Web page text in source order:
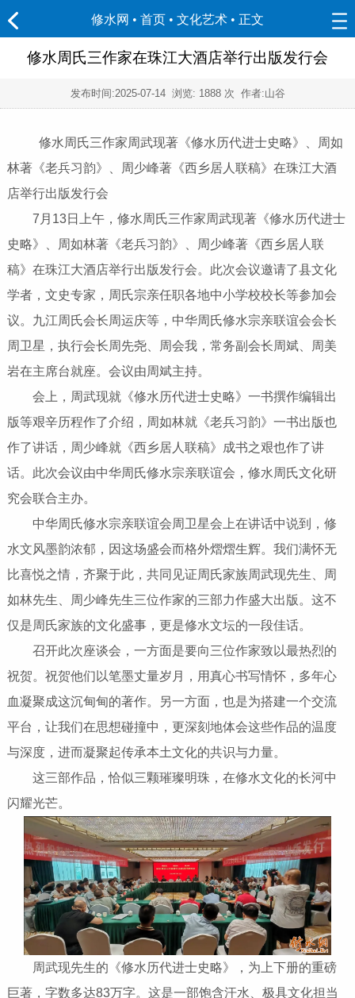
修水网 • 首页 • 文化艺术 • 正文
修水周氏三作家在珠江大酒店举行出版发行会
发布时间:2025-07-14浏览: 1888 次 作者:山谷
修水周氏三作家周武现著《修水历代进士史略》、周如
林著《老兵习韵》、周少峰著《西乡居人联稿》在珠江大酒
店举行出版发行会
7月13日上午，修水周氏三作家周武现著《修水历代进士
史略》、周如林著《老兵习韵》、周少峰著《西乡居人联
稿》在珠江大酒店举行出版发行会。此次会议邀请了县文化
学者，文史专家，周氏宗亲任职各地中小学校校长等参加会
议。九江周氏会长周运庆等，中华周氏修水宗亲联谊会会长
周卫星，执行会长周先尧、周会我，常务副会长周斌、周美
岩在主席台就座。会议由周斌主持。
会上，周武现就《修水历代进士史略》一书撰作编辑出
版等艰辛历程作了介绍，周如林就《老兵习韵》一书出版也
作了讲话，周少峰就《西乡居人联稿》成书之艰也作了讲
话。此次会议由中华周氏修水宗亲联谊会，修水周氏文化研
究会联合主办。
中华周氏修水宗亲联谊会周卫星会上在讲话中说到，修
水文风墨韵浓郁，因这场盛会而格外熠熠生辉。我们满怀无
比喜悦之情，齐聚于此，共同见证周氏家族周武现先生、周
如林先生、周少峰先生三位作家的三部力作盛大出版。这不
仅是周氏家族的文化盛事，更是修水文坛的一段佳话。
召开此次座谈会，一方面是要向三位作家致以最热烈的
祝贺。祝贺他们以笔墨丈量岁月，用真心书写情怀，多年心
血凝聚成这沉甸甸的著作。另一方面，也是为搭建一个交流
平台，让我们在思想碰撞中，更深刻地体会这些作品的温度
与深度，进而凝聚起传承本土文化的共识与力量。
这三部作品，恰似三颗璀璨明珠，在修水文化的长河中
闪耀光芒。
周武现先生的《修水历代进士史略》，为上下册的重磅
巨著，字数多达83万字。这是一部饱含汗水、极具文化担当